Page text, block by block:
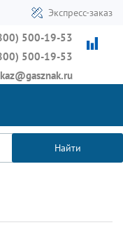
Экспресс-заказ
500-19-53
500-19-53
Найти